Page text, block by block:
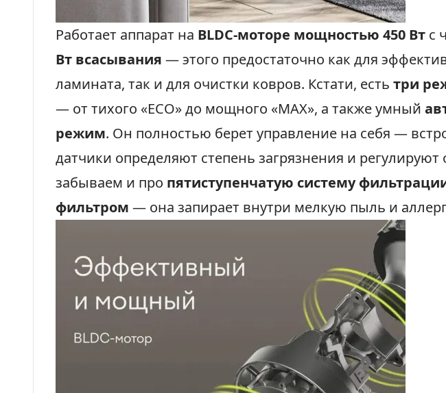
Работает аппарат на BLDC-моторе мощностью 450 Вт с
Вт всасывания — этого предостаточно как для
ламината, так и для очистки ковров. Кстати, есть три
— от тихого «ECO» до мощного «MAX», а также умный
режим. Он полностью берет управление на себя —
датчики определяют степень загрязнения и
забываем и про пятиступенчатую систему фильтрации
фильтром — она запирает внутри мелкую пыль и